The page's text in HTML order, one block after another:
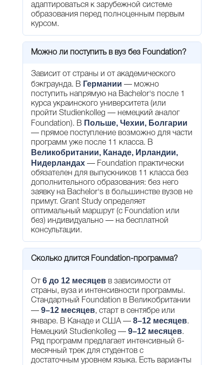
адаптироваться к зарубежной системе
образования перед полноценным первым
курсом.
Можно ли поступить в вуз без Foundation?
Зависит от страны и от академического
бэкграунда. В Германии — можно
поступить напрямую на Bachelor's после 1
курса украинского университета (или
пройти Studienkolleg — немецкий аналог
Foundation). В Польше, Чехии, Болгарии
— прямое поступление возможно для части
программ уже после 11 класса. В
Великобритании, Канаде, Ирландии,
Нидерландах — Foundation практически
обязателен для выпускников 11 класса без
дополнительного образования: без него
заявку на Bachelor's в большинстве вузов не
примут. Grant Study определяет
оптимальный маршрут (с Foundation или
без) индивидуально — на бесплатной
консультации.
Сколько длится Foundation-программа?
От 6 до 12 месяцев в зависимости от
страны, вуза и интенсивности программы.
Стандартный Foundation в Великобритании
— 9–12 месяцев, старт в сентябре или
январе. В Канаде и США — 8–12 месяцев.
Немецкий Studienkolleg — 9–12 месяцев.
Ряд программ предлагает интенсивный 6-
месячный трек для студентов с
достаточным уровнем языка. Есть варианты